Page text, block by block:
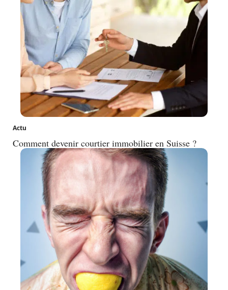
Actu
Comment devenir courtier immobilier en Suisse ?